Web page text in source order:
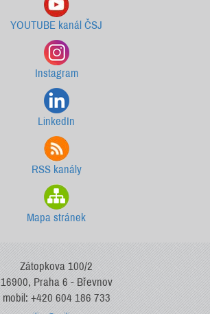
YOUTUBE kanál ČSJ
Instagram
LinkedIn
RSS kanály
Mapa stránek
Zátopkova 100/2
16900, Praha 6 - Břevnov
mobil: +420 604 186 733